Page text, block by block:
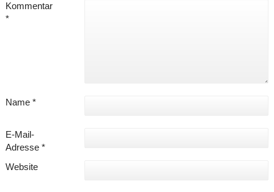
Kommentar
*
Name *
E-Mail-
Adresse *
Website